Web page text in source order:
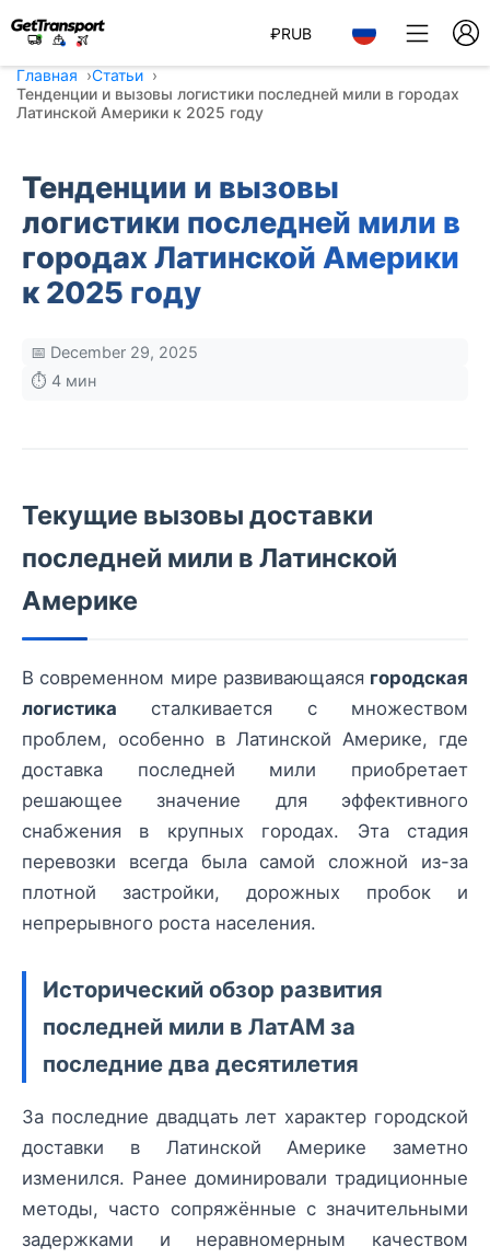
₽RUB
Главная
Статьи
Тенденции и вызовы логистики последней мили в городах
Латинской Америки к 2025 году
Тенденции и вызовы
логистики последней мили в
городах Латинской Америки
к 2025 году
📅 December 29, 2025
⏱️ 4 мин
Текущие вызовы доставки
последней мили в Латинской
Америке
В современном мире развивающаяся городская
логистика сталкивается с множеством
проблем, особенно в Латинской Америке, где
доставка последней мили приобретает
решающее значение для эффективного
снабжения в крупных городах. Эта стадия
перевозки всегда была самой сложной из-за
плотной застройки, дорожных пробок и
непрерывного роста населения.
Исторический обзор развития
последней мили в ЛатАМ за
последние два десятилетия
За последние двадцать лет характер городской
доставки в Латинской Америке заметно
изменился. Ранее доминировали традиционные
методы, часто сопряжённые с значительными
задержками и неравномерным качеством